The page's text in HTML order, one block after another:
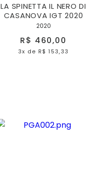
LA SPINETTA IL NERO DI
CASANOVA IGT 2020
2020
R$ 460,00
3x de R$ 153,33